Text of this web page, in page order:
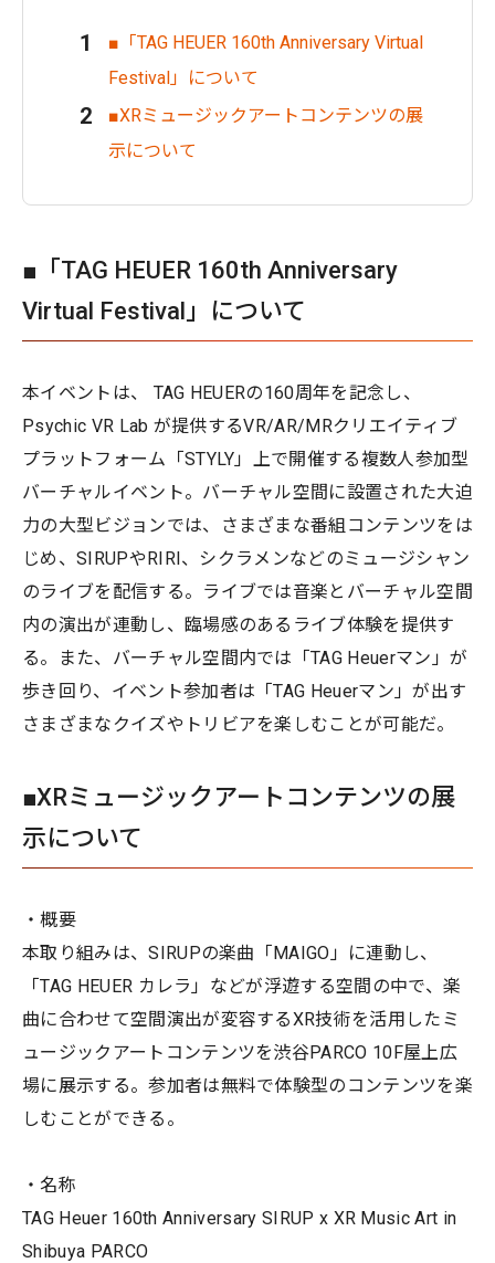
■「TAG HEUER 160th Anniversary Virtual
Festival」について
■XRミュージックアートコンテンツの展
示について
■「TAG HEUER 160th Anniversary
Virtual Festival」について
本イベントは、 TAG HEUERの160周年を記念し、
Psychic VR Lab が提供するVR/AR/MRクリエイティブ
プラットフォーム「STYLY」上で開催する複数人参加型
バーチャルイベント。バーチャル空間に設置された大迫
力の大型ビジョンでは、さまざまな番組コンテンツをは
じめ、SIRUPやRIRI、シクラメンなどのミュージシャン
のライブを配信する。ライブでは音楽とバーチャル空間
内の演出が連動し、臨場感のあるライブ体験を提供す
る。また、バーチャル空間内では「TAG Heuerマン」が
歩き回り、イベント参加者は「TAG Heuerマン」が出す
さまざまなクイズやトリビアを楽しむことが可能だ。
■XRミュージックアートコンテンツの展
示について
・概要
本取り組みは、SIRUPの楽曲「MAIGO」に連動し、
「TAG HEUER カレラ」などが浮遊する空間の中で、楽
曲に合わせて空間演出が変容するXR技術を活用したミ
ュージックアートコンテンツを渋谷PARCO 10F屋上広
場に展示する。参加者は無料で体験型のコンテンツを楽
しむことができる。
・名称
TAG Heuer 160th Anniversary SIRUP x XR Music Art in
Shibuya PARCO